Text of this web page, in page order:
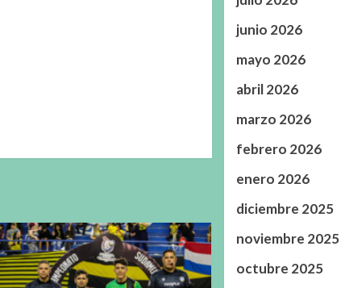
junio 2026
mayo 2026
abril 2026
marzo 2026
febrero 2026
enero 2026
diciembre 2025
noviembre 2025
octubre 2025